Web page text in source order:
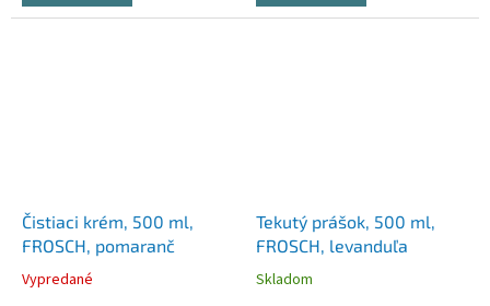
Čistiaci krém, 500 ml,
FROSCH, pomaranč
Vypredané
Tekutý prášok, 500 ml,
FROSCH, levanduľa
Skladom